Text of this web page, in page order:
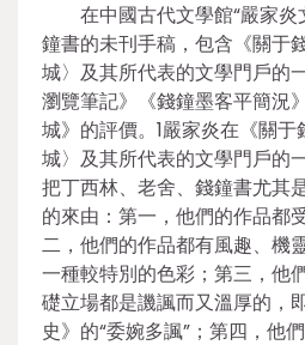
在中國古代文學館“嚴家
鐘書的未刊手稿，包含《關于
城〉及其所代表的文學門戶的
瀏覽筆記》《錢鐘墨客平簡況
城》的評價。1嚴家炎在《關
城〉及其所代表的文學門戶的
把丁西林、老舍、錢鐘書尤其
的來由：第一，他們的作品都
二，他們的作品都有風趣、機
一種較特別的色彩；第三，他
礎立場都是譏諷而又溫厚的，
史》的“委婉多諷”；第四，他